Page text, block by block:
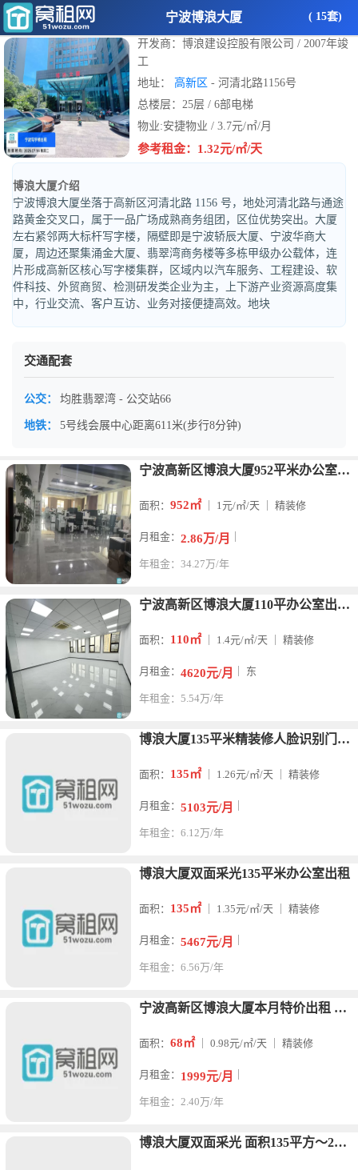
宁波博浪大厦 ( 15套)
开发商：博浪建设控股有限公司 / 2007年竣
工
地址： 高新区 - 河清北路1156号
总楼层：25层 / 6部电梯
物业:安捷物业 / 3.7元/㎡/月
参考租金：1.32元/㎡/天
博浪大厦介绍
宁波博浪大厦坐落于高新区河清北路 1156 号，地处河清北路与通途
路黄金交叉口，属于一品广场成熟商务组团，区位优势突出。大厦
左右紧邻两大标杆写字楼，隔壁即是宁波轿辰大厦、宁波华商大
厦，周边还聚集涌金大厦、翡翠湾商务楼等多栋甲级办公载体，连
片形成高新区核心写字楼集群，区域内以汽车服务、工程建设、软
件科技、外贸商贸、检测研发类企业为主，上下游产业资源高度集
中，行业交流、客户互访、业务对接便捷高效。地块
交通配套
公交： 均胜翡翠湾 - 公交站66
地铁： 5号线会展中心距离611米(步行8分钟)
宁波高新区博浪大厦952平米办公室整租
面积： 952㎡｜ 1元/㎡/天 ｜ 精装修
月租金： 2.86万/月
年租金：34.27万/年
宁波高新区博浪大厦110平办公室出租朝东
面积： 110㎡｜ 1.4元/㎡/天 ｜ 精装修
月租金： 4620元/月 ｜ 东
年租金：5.54万/年
博浪大厦135平米精装修人脸识别门禁可配置家具
面积： 135㎡｜ 1.26元/㎡/天 ｜ 精装修
月租金： 5103元/月
年租金：6.12万/年
博浪大厦双面采光135平米办公室出租
面积： 135㎡｜ 1.35元/㎡/天 ｜ 精装修
月租金： 5467元/月
年租金：6.56万/年
宁波高新区博浪大厦本月特价出租 面积68平 带家具230
面积： 68㎡｜ 0.98元/㎡/天 ｜ 精装修
月租金： 1999元/月
年租金：2.40万/年
博浪大厦双面采光 面积135平方～2个隔间 3月5日到期换大